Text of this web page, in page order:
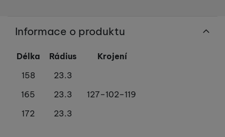
Informace o produktu
Délka Rádius
Krojení
158
23.3
165
23.3
127–102–119
172
23.3